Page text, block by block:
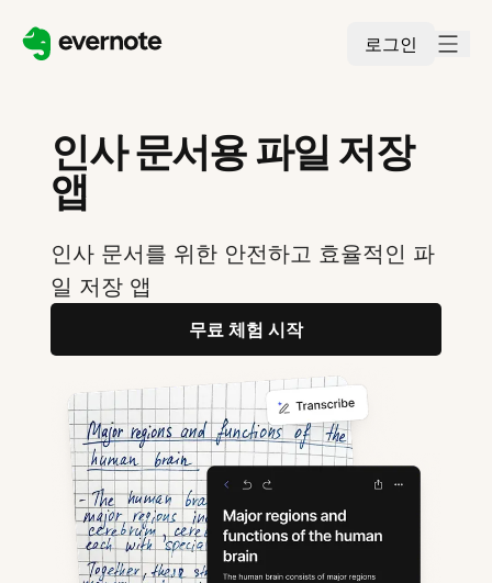
로그인
인사 문서용 파일 저장
앱
인사 문서를 위한 안전하고 효율적인 파
일 저장 앱
무료 체험 시작